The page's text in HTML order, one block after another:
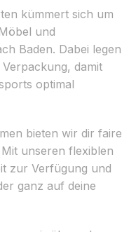
kümmert sich um
und
Baden. Dabei legen
damit
optimal
bieten wir dir faire
Mit unseren flexiblen
zur Verfügung und
ganz auf deine